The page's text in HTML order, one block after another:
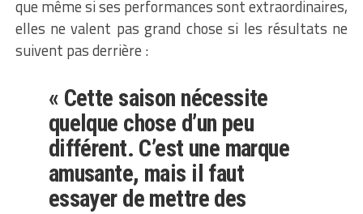
que même si ses performances sont extraordinaires,
elles ne valent pas grand chose si les résultats ne
suivent pas derrière :
« Cette saison nécessite
quelque chose d’un peu
différent. C’est une marque
amusante, mais il faut
essayer de mettre des